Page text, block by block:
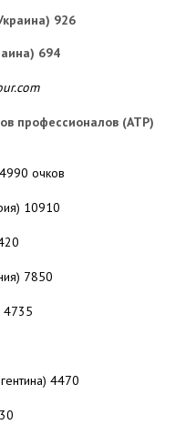
926
694
профессионалов (АТР)
очков
10910
7850
4735
4470